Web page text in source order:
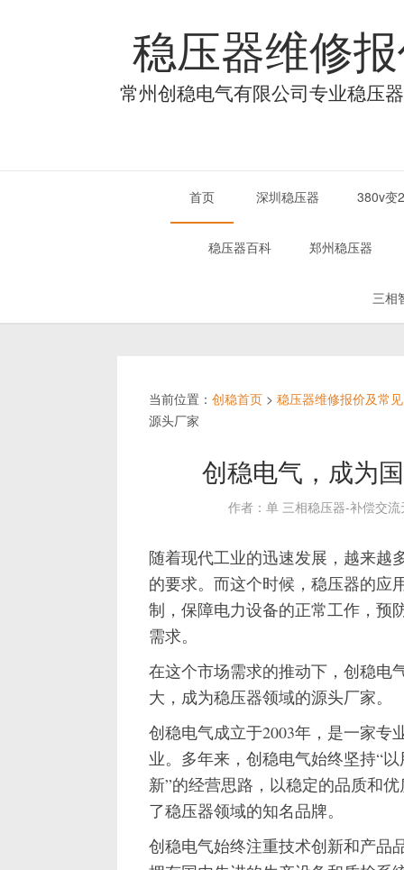
稳压器维修
常州创稳电气有限公司专业稳压
首页 深圳稳压器 380v变
稳压器百科 郑州稳压器
三相
当前位置： 创稳首页 > 稳压器维修报价及常
源头厂家
创稳电气，成为
作者：单 三相稳压器-补偿交
随着现代工业的迅速发展，越来越
的要求。而这个时候，稳压器的应
制，保障电力设备的正常工作，预
需求。
在这个市场需求的推动下，创稳电
大，成为稳压器领域的源头厂家。
创稳电气成立于2003年，是一家专
业。多年来，创稳电气始终坚持“
新”的经营思路，以稳定的品质和
了稳压器领域的知名品牌。
创稳电气始终注重技术创新和产品